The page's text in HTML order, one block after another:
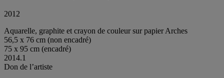
2012
Aquarelle, graphite et crayon de couleur sur papier Arches
56,5 x 76 cm (non encadré)
75 x 95 cm (encadré)
2014.1
Don de l’artiste